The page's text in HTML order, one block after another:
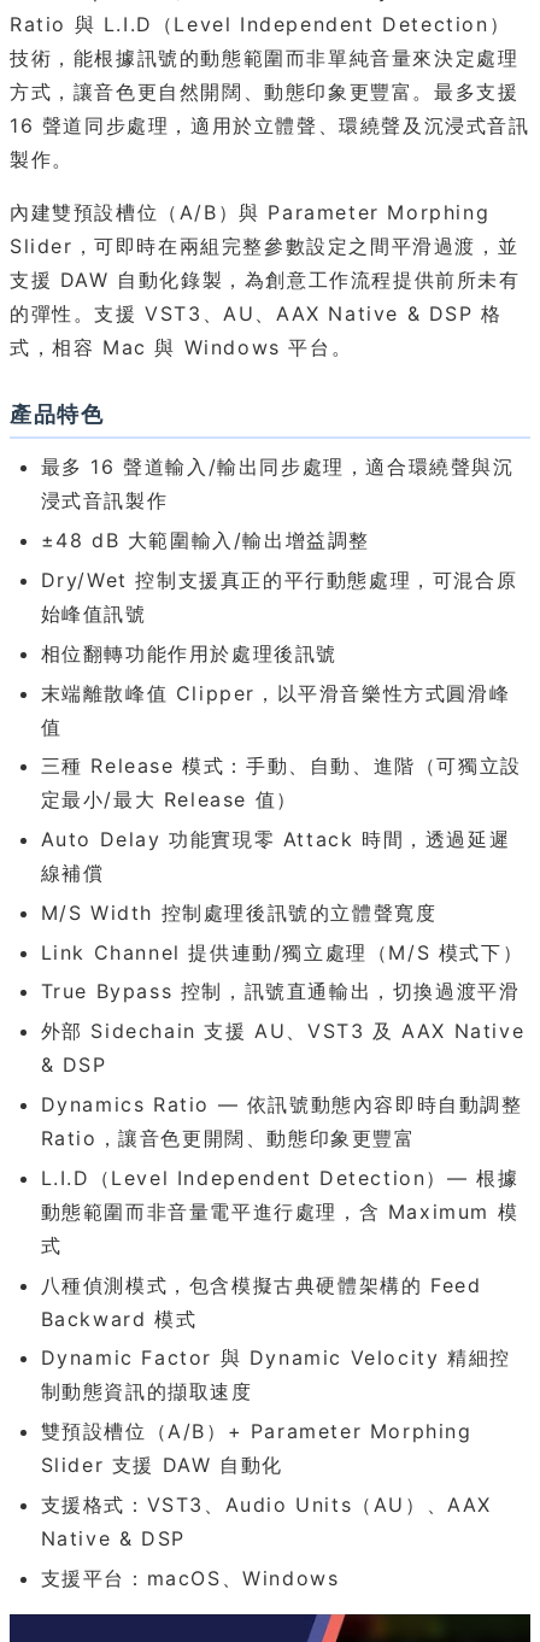
Ratio 與 L.I.D（Level Independent Detection）
技術，能根據訊號的動態範圍而非單純音量來決定處理
方式，讓音色更自然開闊、動態印象更豐富。最多支援
16 聲道同步處理，適用於立體聲、環繞聲及沉浸式音訊
製作。
內建雙預設槽位（A/B）與 Parameter Morphing
Slider，可即時在兩組完整參數設定之間平滑過渡，並
支援 DAW 自動化錄製，為創意工作流程提供前所未有
的彈性。支援 VST3、AU、AAX Native & DSP 格
式，相容 Mac 與 Windows 平台。
產品特色
最多 16 聲道輸入/輸出同步處理，適合環繞聲與沉
浸式音訊製作
±48 dB 大範圍輸入/輸出增益調整
Dry/Wet 控制支援真正的平行動態處理，可混合原
始峰值訊號
相位翻轉功能作用於處理後訊號
末端離散峰值 Clipper，以平滑音樂性方式圓滑峰
值
三種 Release 模式：手動、自動、進階（可獨立設
定最小/最大 Release 值）
Auto Delay 功能實現零 Attack 時間，透過延遲
線補償
M/S Width 控制處理後訊號的立體聲寬度
Link Channel 提供連動/獨立處理（M/S 模式下）
True Bypass 控制，訊號直通輸出，切換過渡平滑
外部 Sidechain 支援 AU、VST3 及 AAX Native
& DSP
Dynamics Ratio — 依訊號動態內容即時自動調整
Ratio，讓音色更開闊、動態印象更豐富
L.I.D（Level Independent Detection）— 根據
動態範圍而非音量電平進行處理，含 Maximum 模
式
八種偵測模式，包含模擬古典硬體架構的 Feed
Backward 模式
Dynamic Factor 與 Dynamic Velocity 精細控
制動態資訊的擷取速度
雙預設槽位（A/B）+ Parameter Morphing
Slider 支援 DAW 自動化
支援格式：VST3、Audio Units（AU）、AAX
Native & DSP
支援平台：macOS、Windows